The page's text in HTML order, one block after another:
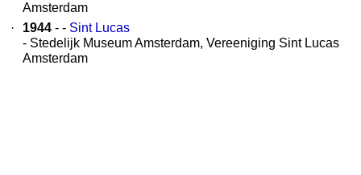
Amsterdam
·
1944 - - Sint Lucas
- Stedelijk Museum Amsterdam, Vereeniging Sint Lucas
Amsterdam